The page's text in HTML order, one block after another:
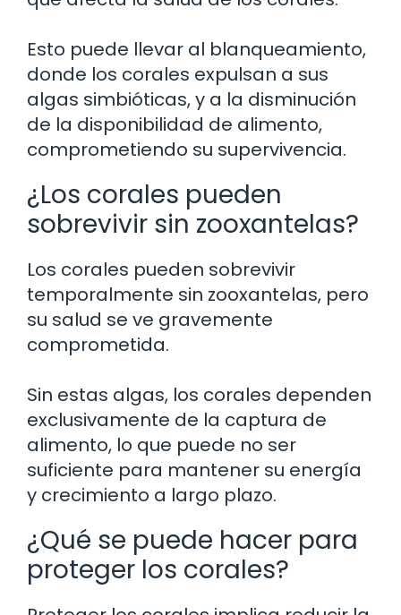
Esto puede llevar al blanqueamiento,
donde los corales expulsan a sus
algas simbióticas, y a la disminución
de la disponibilidad de alimento,
comprometiendo su supervivencia.
¿Los corales pueden
sobrevivir sin zooxantelas?
Los corales pueden sobrevivir
temporalmente sin zooxantelas, pero
su salud se ve gravemente
comprometida.
Sin estas algas, los corales dependen
exclusivamente de la captura de
alimento, lo que puede no ser
suficiente para mantener su energía
y crecimiento a largo plazo.
¿Qué se puede hacer para
proteger los corales?